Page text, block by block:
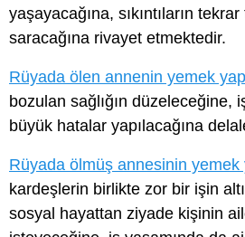
yaşayacağına, sıkıntıların
saracağına rivayet etmektedir.
Rüyada ölen annenin yemek
bozulan sağlığın düzeleceğine,
büyük hatalar yapılacağına
Rüyada ölmüş annesinin yemek
kardeşlerin birlikte zor bir işin
sosyal hayattan ziyade kişinin